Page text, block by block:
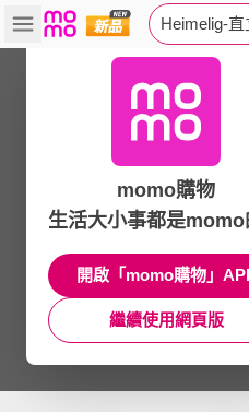
Heimelig-直
momo購物
生活大小事都是momo
開啟「momo購物」
繼續使用網頁版